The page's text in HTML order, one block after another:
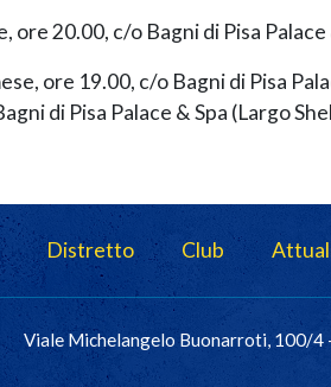
ore 20.00, c/o Bagni di Pisa
ore 19.00, c/o Bagni di Pisa
di Pisa Palace & Spa (Largo
Distretto Club
Viale Michelangelo Buonarroti, 100/4